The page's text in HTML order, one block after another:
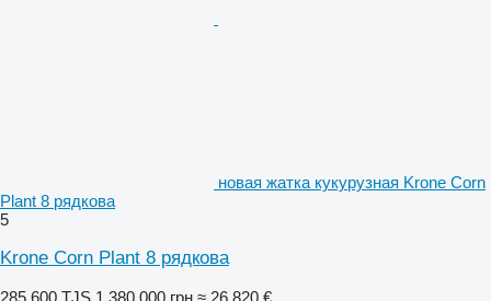
новая жатка кукурузная Krone Corn
Plant 8 рядкова
5
Krone Corn Plant 8 рядкова
285 600 TJS 1 380 000 грн ≈ 26 820 €